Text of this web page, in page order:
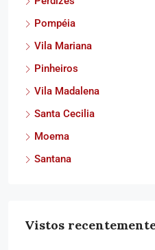
Pompéia
Vila Mariana
Pinheiros
Vila Madalena
Santa Cecilia
Moema
Santana
Vistos